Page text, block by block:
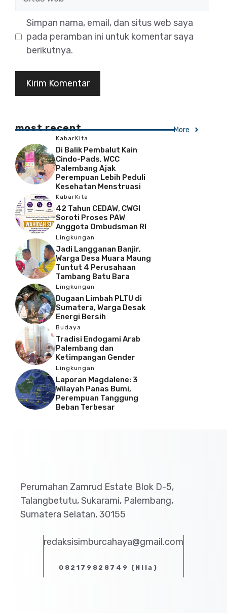
Simpan nama, email, dan situs web saya
pada peramban ini untuk komentar saya
berikutnya.
most recent More
KabarKita
Di Balik Pembalut Kain
Cindo-Pads, WCC
Palembang Ajak
Perempuan Lebih Peduli
Kesehatan Menstruasi
KabarKita
42 Tahun CEDAW, CWGI
Soroti Proses PAW
Anggota Ombudsman RI
Lingkungan
Jadi Langganan Banjir,
Warga Desa Muara Maung
Tuntut 4 Perusahaan
Tambang Batu Bara
Lingkungan
Dugaan Limbah PLTU di
Sumatera, Warga Desak
Energi Bersih
Budaya
Tradisi Endogami Arab
Palembang dan
Ketimpangan Gender
Lingkungan
Laporan Magdalene: 3
Wilayah Panas Bumi,
Perempuan Tanggung
Beban Terbesar
Perumahan Zamrud Estate Blok D-5,
Talangbetutu, Sukarami, Palembang,
Sumatera Selatan, 30155
redaksisimburcahaya@gmail.com
082179828749 (Nila)